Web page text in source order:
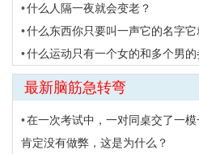
什么人隔一夜就会变老？
什么东西你只要叫一声它的名字它
什么运动只有一个女的和多个男的
最新脑筋急转弯
在一次考试中，一对同桌交了一
肯定没有做弊，这是为什么？